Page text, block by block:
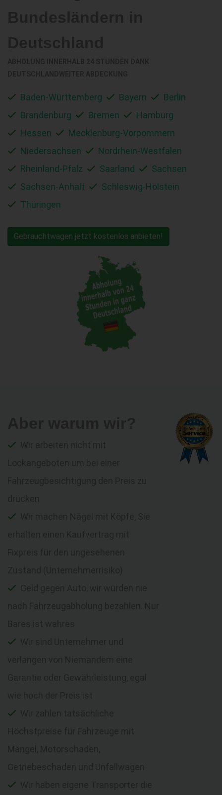
Baden-Württemberg Bayern
Berlin
Brandenburg
Bremen
Hamburg
Hessen
Mecklenburg-Vorpommern
Niedersachsen
Nordrhein-Westfalen
Rheinland-Pfalz
Saarland
Sachsen
Sachsen-Anhalt
Schleswig-Holstein
Thüringen
Gebrauchtwagen jetzt kostenlos anbieten!